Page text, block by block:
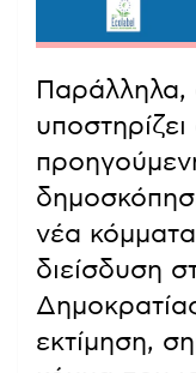
νέα
διείσδυση
εκτίμηση,